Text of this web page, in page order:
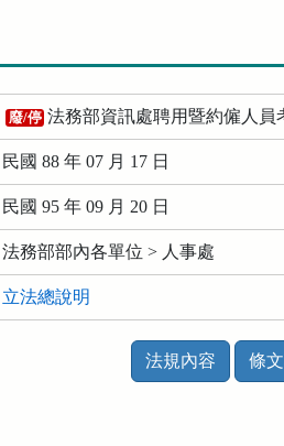
廢/停 法務部資訊處聘用暨約僱人員
民國 88 年 07 月 17 日
民國 95 年 09 月 20 日
法務部部內各單位 > 人事處
立法總說明
法規內容 條